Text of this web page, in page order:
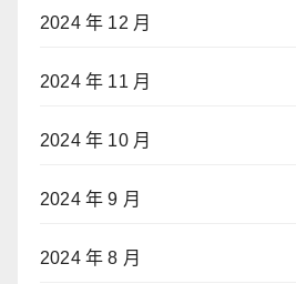
2024 年 12 月
2024 年 11 月
2024 年 10 月
2024 年 9 月
2024 年 8 月